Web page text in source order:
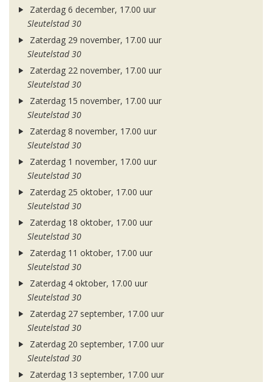
Zaterdag 6 december, 17.00 uur
Sleutelstad 30
Zaterdag 29 november, 17.00 uur
Sleutelstad 30
Zaterdag 22 november, 17.00 uur
Sleutelstad 30
Zaterdag 15 november, 17.00 uur
Sleutelstad 30
Zaterdag 8 november, 17.00 uur
Sleutelstad 30
Zaterdag 1 november, 17.00 uur
Sleutelstad 30
Zaterdag 25 oktober, 17.00 uur
Sleutelstad 30
Zaterdag 18 oktober, 17.00 uur
Sleutelstad 30
Zaterdag 11 oktober, 17.00 uur
Sleutelstad 30
Zaterdag 4 oktober, 17.00 uur
Sleutelstad 30
Zaterdag 27 september, 17.00 uur
Sleutelstad 30
Zaterdag 20 september, 17.00 uur
Sleutelstad 30
Zaterdag 13 september, 17.00 uur